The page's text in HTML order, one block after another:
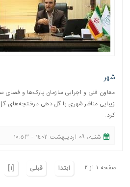
شهر
معاون فنی و اجرایی سازمان پارک‌ها و فضای
زیبایی مناظر شهری با گل دهی درختچه‌های
کرد.
شنبه، ٠٩ اردیبهشت ١٤٠٢ - ١٠:٥٣
صفحه ١ از ٢ ابتدا قبلی [١]